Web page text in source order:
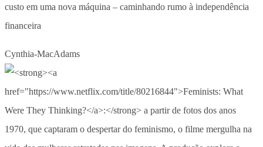
custo em uma nova máquina – caminhando rumo à independência
financeira
Cynthia-MacAdams